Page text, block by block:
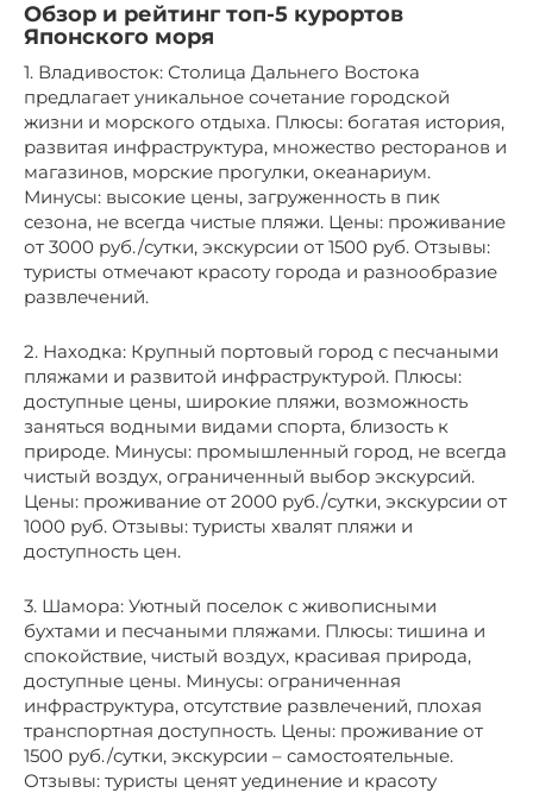
Обзор и рейтинг топ-5 курортов
Японского моря
1. Владивосток: Столица Дальнего Востока
предлагает уникальное сочетание городской
жизни и морского отдыха. Плюсы: богатая история,
развитая инфраструктура, множество ресторанов и
магазинов, морские прогулки, океанариум.
Минусы: высокие цены, загруженность в пик
сезона, не всегда чистые пляжи. Цены: проживание
от 3000 руб./сутки, экскурсии от 1500 руб. Отзывы:
туристы отмечают красоту города и разнообразие
развлечений.
2. Находка: Крупный портовый город с песчаными
пляжами и развитой инфраструктурой. Плюсы:
доступные цены, широкие пляжи, возможность
заняться водными видами спорта, близость к
природе. Минусы: промышленный город, не всегда
чистый воздух, ограниченный выбор экскурсий.
Цены: проживание от 2000 руб./сутки, экскурсии от
1000 руб. Отзывы: туристы хвалят пляжи и
доступность цен.
3. Шамора: Уютный поселок с живописными
бухтами и песчаными пляжами. Плюсы: тишина и
спокойствие, чистый воздух, красивая природа,
доступные цены. Минусы: ограниченная
инфраструктура, отсутствие развлечений, плохая
транспортная доступность. Цены: проживание от
1500 руб./сутки, экскурсии – самостоятельные.
Отзывы: туристы ценят уединение и красоту